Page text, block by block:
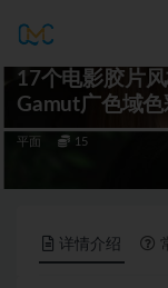
17个电影胶片
Gamut广色域色
平面 15
详情介绍